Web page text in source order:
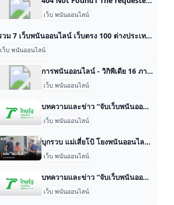
เว็บ พนันออนไลน์
รวม 7 เว็บพนันออนไลน์ เว็บตรง 100 ต่างประเทศ ไม่มีขั้นต่ำ รับรองว่าเป็น เว็บตรง100% แตกดีแน่นอน แนะนำ 7 เว็บสล็อตต่างประเทศ เว็บตรง 100 ไม่มี ขั้นต่ำ มีแจกเครดิตฟรีทุกวัน ฝาก-ถอนผ่านระบบ True wallet แนะนำ 7 เว็บสล็อตต่างประเทศ เว็บตรง 100 ไม่มี ขั้นต่ำ มีแจกเครดิตฟรีทุกวัน ฝาก-ถอนผ่านระบบ True wallet เว็บตรง 100 ต่างประเทศ คือเว็บตรงที่นำเข้า API แท้จากค่ายเกมใหญ่ในต่างประเทศ ซึ่งทำให้ตัวเกมที่เล่นผ่านระบบมีความรวดเร็วและมีความเสถียรมากขึ้น pg slot เว็บตรง ไม่ผ่านเอเย่นต์ เว็บจริง100% มี ใบรับรอง ถูก ต้อง ก็เป็นหนึ่งค่ายเกมใหญ่ที่ทางเว็บได้ลิขสิทธิ์แท้ ทำให้ผู้ที่เข้ามาเล่น slot pg รู้สึกได้ทันทีเลยว่าแตกดีกว่าที่อื่น ๆ จริง ๆ จัดอันดับ เว็บพนันออนไลน์ เว็บตรง100 ฝากถอนไม่มีขั้นต่ำ เว็บพนันออนไลน์ที่บทความนี้จะมาจัดอันดับนั้นผ่านการตรวจสอบแล้วว่าเป็น สล็อต เว็บตรง 100 แน่นอน และยังเป็นเว็บที่สามารถฝากถอนได้แบบไม่มีขั้นต่ำแค่ 1 บาทก็สามารถทำรายการได้ และทุกเว็บเป็น เว็บตรง100ต่างประเทศ ที่มีความมั่นคงเป็นอย่างมากไม่ว่าจะถอนเงินมากแค่ไหนก็สามารถทำรายการถอนได้ทั้งหมด เว็บตรง100 ไม่มีขั้นต่ํา ยังมาพร้อมระบบฝากถอนออโต้สุดรวดเร็วทำรายการเสร็จภายใน 10 วินาที Acash888 Acash888 เป็น เว็บตรง 100 อเมริกา ที่มีใบรับรองอย่างถูกต้องตามกฏหมาย สามารถเล่นได้ทั้ง สล็อต , คาสิโน , บาคาร่า หรือเดิมพันกีฬาออนไลน์ ก็มีให้ครบจบที่เดียว Acash888 เว็บตรง ไม่ผ่านเอเย่นต์ 100 กำลังมาแรงเป็นอย่างมากในปี 2024 ด้วยรูปแบบกราฟฟิกที่สวยล้ำไม่เหมือนใครและการบริการอย่างดีจากทีมงานคุณภาพที่ได้ผ่านการฝึกอบรมมาอย่างดี
เว็บ พนันออนไลน์
การพนันออนไลน์ - วิกิพีเดีย 16 ภาษา- Català Čeština English Español Eesti فارسی Français עברית Bahasa Indonesia Ido Latviešu Nederlands Srpskohrvatski / српскохрва
เว็บ พนันออนไลน์
บทความและข่าว “จับเว็บพนันออนไลน์” ล่าสุด วันนี้ ไทยรัฐออนไลน์ ‘รวมข่าว “จับเว็บพนันออนไลน์” เกาะติดข่าวของ"จับเว็บพนันออนไลน์" ข่าวด่วนของ “จับเว็บพนันออนไลน์” ที่คุณสนใน คิดตามเรื่อง"จับเว็บพนันออนไลน์" ได้ที่นี่กับ thairath.co.th’ 17 ก.ค. 2567 15:29 น.11 ก.ค. 2567 16:21 น.28 มิ.ย. 2567 14:52 น.22 มิ.ย. 2567 05:10 น.22 มิ.ย. 2567 05:03 น.
เว็บ พนันออนไลน์
บุกรวบ แม่เสี่ยโป้ โยงพนันออนไลน์ พบเปลี่ยนชื่ออำพรางตัว Thai PBS News ข่าวไทยพีบีเอส ‘ตำรวจสอบสวนกลาง บุกรวบ “แม่เสี่ยโป้” คาบ้านหรูย่านพุทธมณฑลสาย 2 ข้อหาเอี่ยวเว็บพนันออนไลน์ พบเปลี่ยนชื่อ อำพรางตัว อ้างเป็นแม่บ้าน’ อาชญากรรม23 ต.ค. 6715:234,374 แม่เสี่ยโป้ เว็บพนัน พนันออนไลน์ น.ส.บานเย็น บุษบา เสี่ยโป้ เล่นพนัน รวบแม่เสี่ยโป้ ข่าววันนี้ คดีเว็บพนันออนไลน์ล่าสุด ข่าววันนี้ล่าสุด ข่าวล่าสุด ข่าวล่าสุดวันนี้ ข่าวสำหรับคุณ ระทึก! พลุระเบิดกาฬสินธุ์ ตาย 2 เจ็บ 9 6 ชั่วโมงที่แล้วภูมิภาค “บิ๊กเต่า” เตรียมดำเนินคดี “นักร้องเรียนหญิง” มั่นใจหลักฐานชัด 9 ชั่วโมงที่แล้วอาชญากรรม เกิดเหตุยิงตำรวจปัตตานีเสียชีวิต ขณะไปละหมาดที่มัสยิด 9 ชั่วโมงที่แล้วภูมิภาค แบ่งเกาะกูด ขุมทรัพย์ใต้ทะเล “ไทย-กัมพูชา” จุดจบ “แพทองธาร” 9 ชั่วโมงที่แล้วการเมือง “ป่าไม้” ตอบปมแผ่นดินงอกไร่เชิญตะวัน แค่น้ำห้วยสักขึ้นลง 10 ชั่วโมงที่แล้วสิ่งแวดล้อม “มัสก์” ทุ่มอีก 40 ล้าน “ทรัมป์” เลี่ยงตอบสื่อปมลวนลามนางแบบ 10 ชั่วโมงที่แล้วต่างประเทศ ย้าย ผกก.สภ.ปะนาเระ เซ่นคาร์บอมบ์ใกล้โรงพัก-ที่ว่าการอำเภอ 10 ชั่วโมงที่แล้วภูมิภาค ฤดูหนาว 2567 เริ่ม 29 ต.
เว็บ พนันออนไลน์
บทความและข่าว “จับเว็บพนันออนไลน์” ล่าสุด วันนี้ ไทยรัฐออนไลน์ ‘รวมข่าว “จับเว็บพนันออนไลน์” เกาะติดข่าวของ"จับเว็บพนันออนไลน์" ข่าวด่วนของ “จับเว็บพนันออนไลน์” ที่คุณสนใน คิดตามเรื่อง"จับเว็บพนันออนไลน์" ได้ที่นี่กับ thairath.co.th’ 17 ก.ค. 2567 15:29 น.11 ก.ค. 2567 16:21 น.28 มิ.ย. 2567 14:52 น.22 มิ.ย. 2567 05:10 น.22 มิ.ย. 2567 05:03 น.
เว็บ พนันออนไลน์